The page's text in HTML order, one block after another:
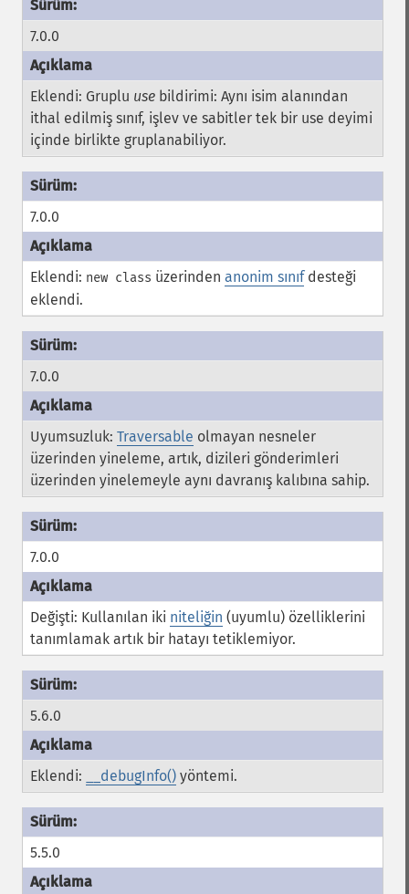
7.0.0
Eklendi: Gruplu use bildirimi: Aynı isim alanından
ithal edilmiş sınıf, işlev ve sabitler tek bir use deyimi
içinde birlikte gruplanabiliyor.
7.0.0
Eklendi: new class üzerinden anonim sınıfdesteği
eklendi.
7.0.0
Uyumsuzluk: Traversable olmayan nesneler
üzerinden yineleme, artık, dizileri gönderimleri
üzerinden yinelemeyle aynı davranış kalıbına sahip.
7.0.0
Değişti: Kullanılan iki niteliğin (uyumlu) özelliklerini
tanımlamak artık bir hatayı tetiklemiyor.
5.6.0
Eklendi: __debugInfo() yöntemi.
5.5.0